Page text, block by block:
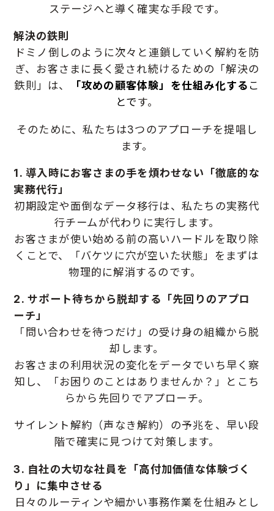
ステージへと導く確実な手段です。
解決の鉄則
ドミノ倒しのように次々と連鎖していく解約を防
ぎ、 お客さまに長く愛され続けるための「解決の
鉄則」は、
「攻めの顧客体験」を仕組み化する こ
とです。
そのために、私たちは3つのアプローチを提唱し
ます。
1. 導入時にお客さまの手を煩わせない「徹底的な
実務代行」
初期設定や面倒なデータ移行は、私たちの実務代
行チームが代わりに実行します。
お客さまが使い始める前の高いハードルを取り除
くことで、
「バケツに穴が空いた状態」をまずは
物理的に解消するのです。
2. サポート待ちから脱却する「先回りのアプロ
ーチ」
「問い合わせを待つだけ」の受け身の組織から脱
却します。
お客さまの利用状況の変化をデータでいち早く察
知し、
「お困りのことはありませんか？」とこち
らから先回りでアプローチ。
サイレント解約（声なき解約）の予兆を、早い段
階で確実に見つけて対策します。
3. 自社の大切な社員を「高付加価値な体験づく
り」に集中させる
日々のルーティンや細かい事務作業を仕組みとし